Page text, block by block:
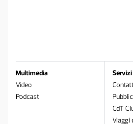
Multimedia
Video
Podcast
Servizi
CdT
Viaggi